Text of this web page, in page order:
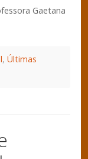
Gaetana
, Últimas